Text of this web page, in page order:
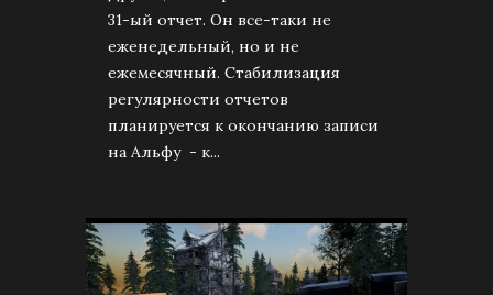
31-ый отчет. Он все-таки не
еженедельный, но и не
ежемесячный. Стабилизация
регулярности отчетов
планируется к окончанию записи
на Альфу - к...